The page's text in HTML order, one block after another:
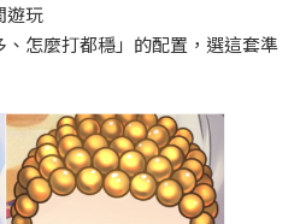
遊玩
怎麼打都穩」的配置，選這套準